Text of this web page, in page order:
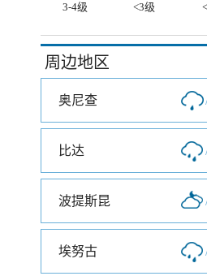
3-4级
<3级
周边地区
奥尼查
比达
波提斯昆
埃努古